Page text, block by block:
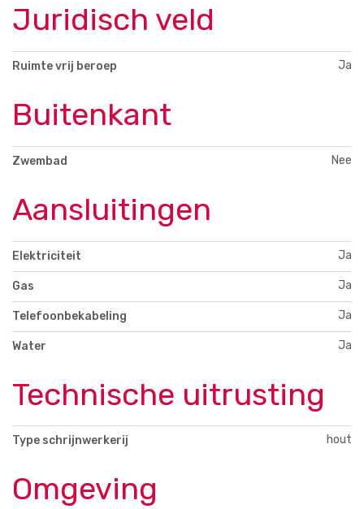
Juridisch veld
Ruimte vrij beroep Ja
Buitenkant
Zwembad Nee
Aansluitingen
Elektriciteit Ja
Gas Ja
Telefoonbekabeling Ja
Water Ja
Technische uitrusting
Type schrijnwerkerij hout
Omgeving